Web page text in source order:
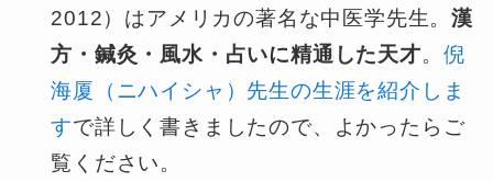
2012）はアメリカの著名な中医学先生。漢
方・鍼灸・風水・占いに精通した天才。 倪
海厦（ニハイシャ）先生の生涯を紹介しま
すで詳しく書きましたので、よかったらご
覧ください。